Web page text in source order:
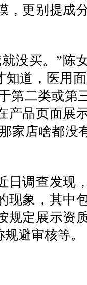
，更别提成
买。”陈
知道，医用
第二类或第
产品页面展
家店啥都没
调查发现
现象，其中
规定展示资
避审核等。